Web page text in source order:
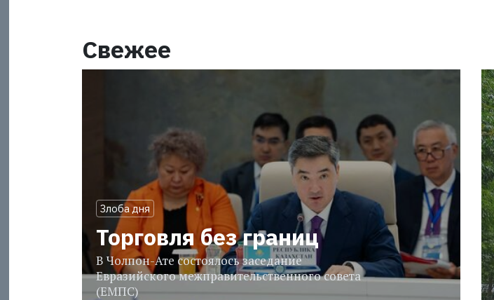
Свежее
Злоба дня
Торговля без границ
В Чолпон-Ате состоялось заседание
Евразийского межправительственного совета
(ЕМПС)